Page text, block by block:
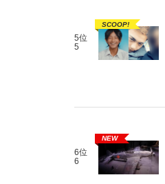
5位
5
SCOOP!
6位
6
NEW